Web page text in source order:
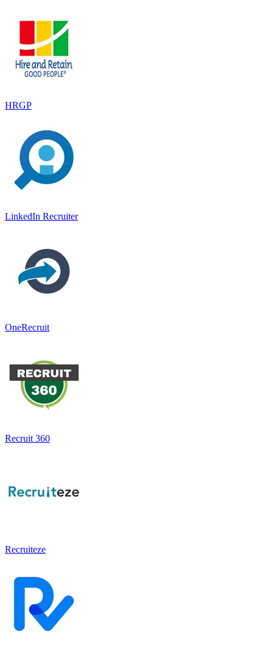
HRGP
LinkedIn Recruiter
OneRecruit
Recruit 360
Recruiteze